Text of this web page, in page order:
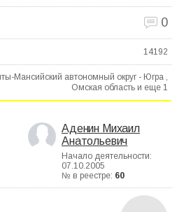
0
14192
Мансийский автономный округ - Югра ,
Омская область и еще 1
Аденин Михаил
Анатольевич
Начало деятельности:
07.10.2005
№ в реестре: 60